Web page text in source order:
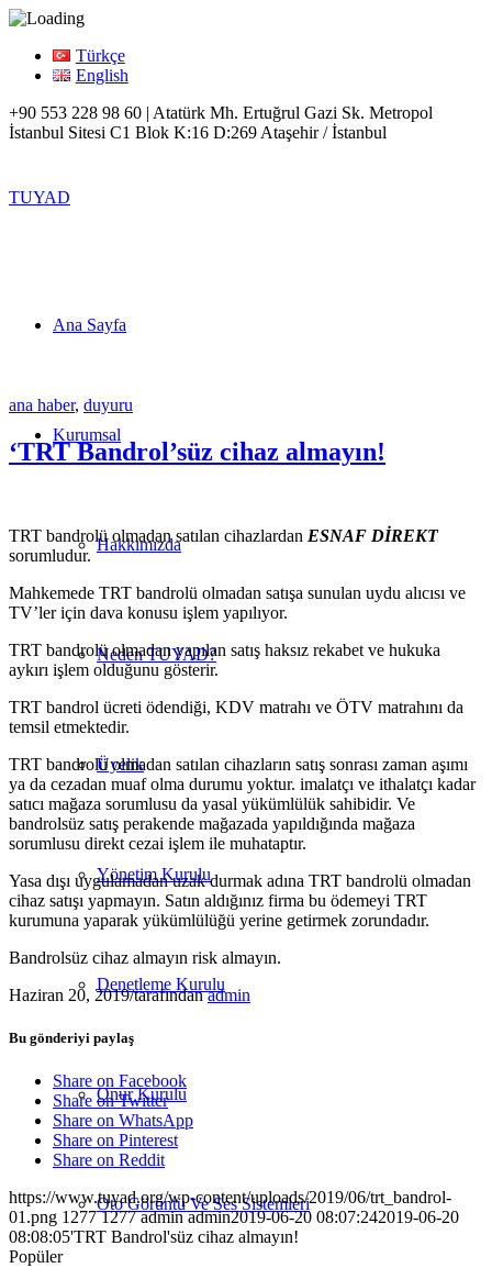
Türkçe
English
+90 553 228 98 60 | Atatürk Mh. Ertuğrul Gazi Sk. Metropol
İstanbul Sitesi C1 Blok K:16 D:269 Ataşehir / İstanbul
TUYAD
Ana Sayfa
Kurumsal
Hakkımızda
Neden TUYAD?
Üyelik
Yönetim Kurulu
Denetleme Kurulu
Onur Kurulu
Oto Görüntü Ve Ses Sistemleri
ana haber, duyuru
‘TRT Bandrol’süz cihaz almayın!
TRT bandrolü olmadan satılan cihazlardan ESNAF DİREKT
sorumludur.
Mahkemede TRT bandrolü olmadan satışa sunulan uydu alıcısı ve
TV’ler için dava konusu işlem yapılıyor.
TRT bandrolü olmadan yapılan satış haksız rekabet ve hukuka
aykırı işlem olduğunu gösterir.
TRT bandrol ücreti ödendiği, KDV matrahı ve ÖTV matrahını da
temsil etmektedir.
TRT bandrolü olmadan satılan cihazların satış sonrası zaman aşımı
ya da cezadan muaf olma durumu yoktur. imalatçı ve ithalatçı kadar
satıcı mağaza sorumlusu da yasal yükümlülük sahibidir. Ve
bandrolsüz satış perakende mağazada yapıldığında mağaza
sorumlusu direkt cezai işlem ile muhataptır.
Yasa dışı uygulamadan uzak durmak adına TRT bandrolü olmadan
cihaz satışı yapmayın. Satın aldığınız firma bu ödemeyi TRT
kurumuna yaparak yükümlülüğü yerine getirmek zorundadır.
Bandrolsüz cihaz almayın risk almayın.
Haziran 20, 2019/tarafındanadmin
Bu gönderiyi paylaş
Share on Facebook
Share on Twitter
Share on WhatsApp
Share on Pinterest
Share on Reddit
https://www.tuyad.org/wp-content/uploads/2019/06/trt_bandrol-
01.png 1277 1277 admin admin2019-06-20 08:07:242019-06-20
08:08:05'TRT Bandrol'süz cihaz almayın!
Popüler